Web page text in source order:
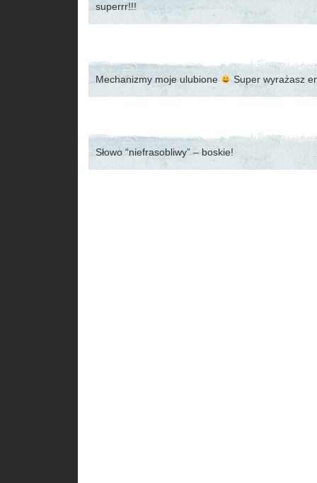
superrr!!!
Mechanizmy moje ulubione Super wyrażasz
Słowo “niefrasobliwy” – boskie!